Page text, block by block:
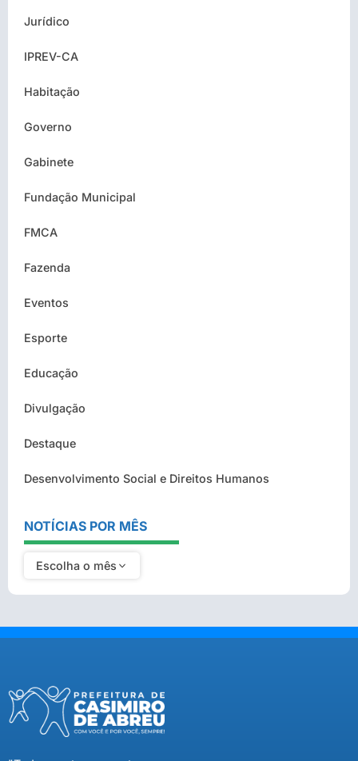
Jurídico
IPREV-CA
Habitação
Governo
Gabinete
Fundação Municipal
FMCA
Fazenda
Eventos
Esporte
Educação
Divulgação
Destaque
Desenvolvimento Social e Direitos Humanos
NOTÍCIAS POR MÊS
Escolha o mês